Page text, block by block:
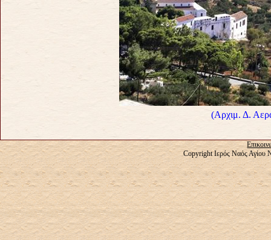
(Αρχιμ. Δ.
Copyright Ιερός Ναός Αγίου